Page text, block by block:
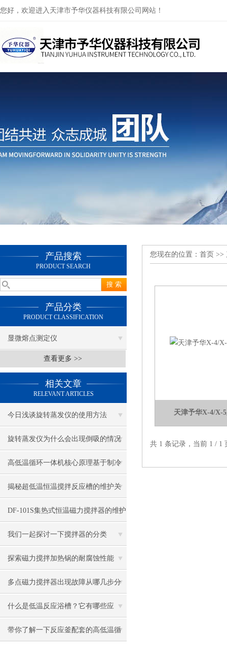
您好，欢迎进入天津市予华仪器科技有限公司网站！
产品搜索
PRODUCT SEARCH
产品分类
PRODUCT CLASSIFICATION
显微熔点测定仪
查看更多 >>
相关文章
RELEVANT ARTICLES
今日浅谈旋转蒸发仪的使用方法
旋转蒸发仪为什么会出现倒吸的情况
高低温循环一体机核心原理基于制冷
与加热技术的协同作用
揭秘超低温恒温搅拌反应槽的维护关
键步骤
DF-101S集热式恒温磁力搅拌器的维护
要领
我们一起探讨一下搅拌器的分类
探索磁力搅拌加热锅的耐腐蚀性能
多点磁力搅拌器出现故障从哪几步分
析？
什么是低温反应浴槽？它有哪些应
用？
带你了解一下反应釜配套的高低温循
您现在的位置： 首页 >>
天津予华X-4/X-
共 1 条记录，当前 1 /